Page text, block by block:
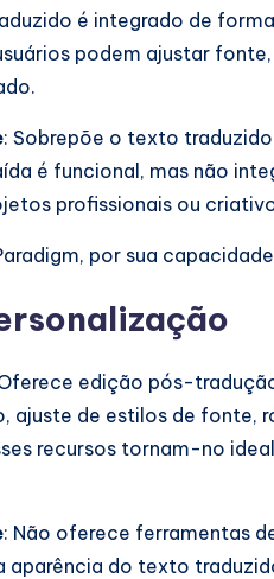
é integrado de
podem ajustar
: Sobrepõe o texto
é funcional, mas não
profissionais ou
por sua
edição pós-
ajuste de estilos de
recursos tornam-no
: Não oferece ferramentas
aparência do texto